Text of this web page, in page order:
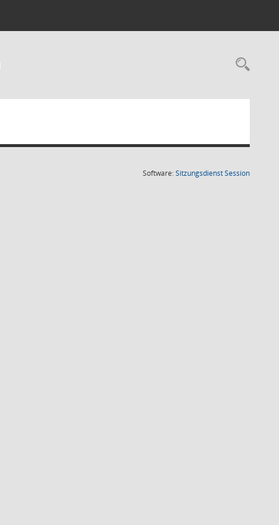
Software:SitzungsdienstSession(Wird in